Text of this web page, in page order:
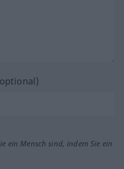
ein Mensch sind, indem Sie ein